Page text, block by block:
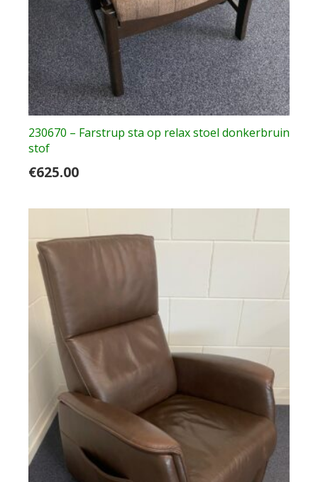
230670 – Farstrup sta op relax stoel donkerbruin
stof
€625.00